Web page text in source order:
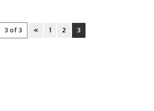
3 of 3 « 1 2 3